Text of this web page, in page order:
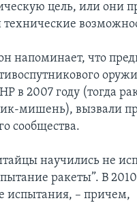
цель, или они
технические
напоминает, что
в 2007 году (тогда
мишень), вызвали
сообщества.
научились не
ракеты”. В
испытания, – причем,